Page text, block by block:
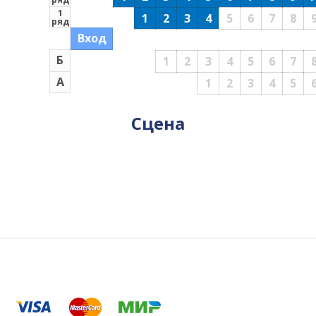
1
2 3 4 5 6 7 8
1 2 3 4 5 6 7
1
2 3 4 5
Вход
Б
А
1
ряд
Сцена